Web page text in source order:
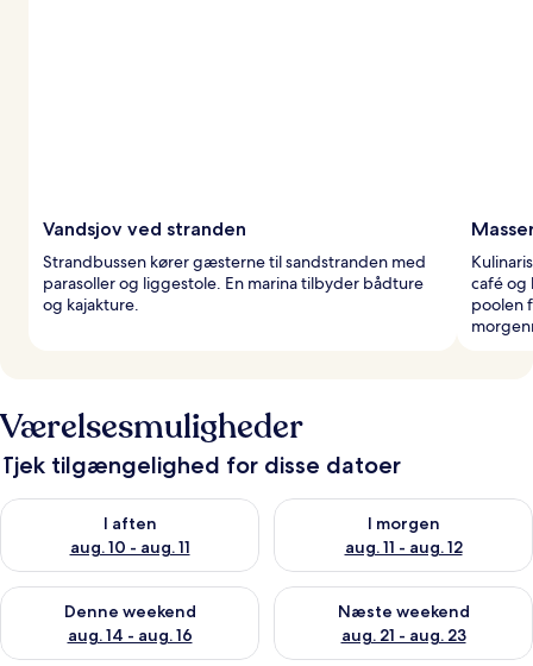
Vandsjov ved stranden
Strandbussen kører gæsterne til sandstranden med
parasoller og liggestole. En marina tilbyder bådture
og kajakture.
café og
poolen
Værelsesmuligheder
Tjek tilgængelighed for disse datoer
I aften
aug. 10 - aug. 11
Tjek tilgængelighed for i aften aug. 10 - aug. 11
I morgen
aug. 11 - aug. 12
Tjek tilgængelighed for i
Denne weekend
aug. 14 - aug. 16
Tjek tilgængelighed for denne weekend aug. 14 - aug. 16
Næste weekend
aug. 21 - aug. 23
Tjek tilgængelighed for næste